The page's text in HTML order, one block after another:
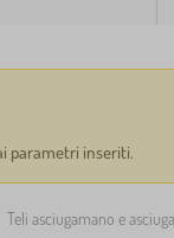
parametri inseriti.
Teli asciugamano e